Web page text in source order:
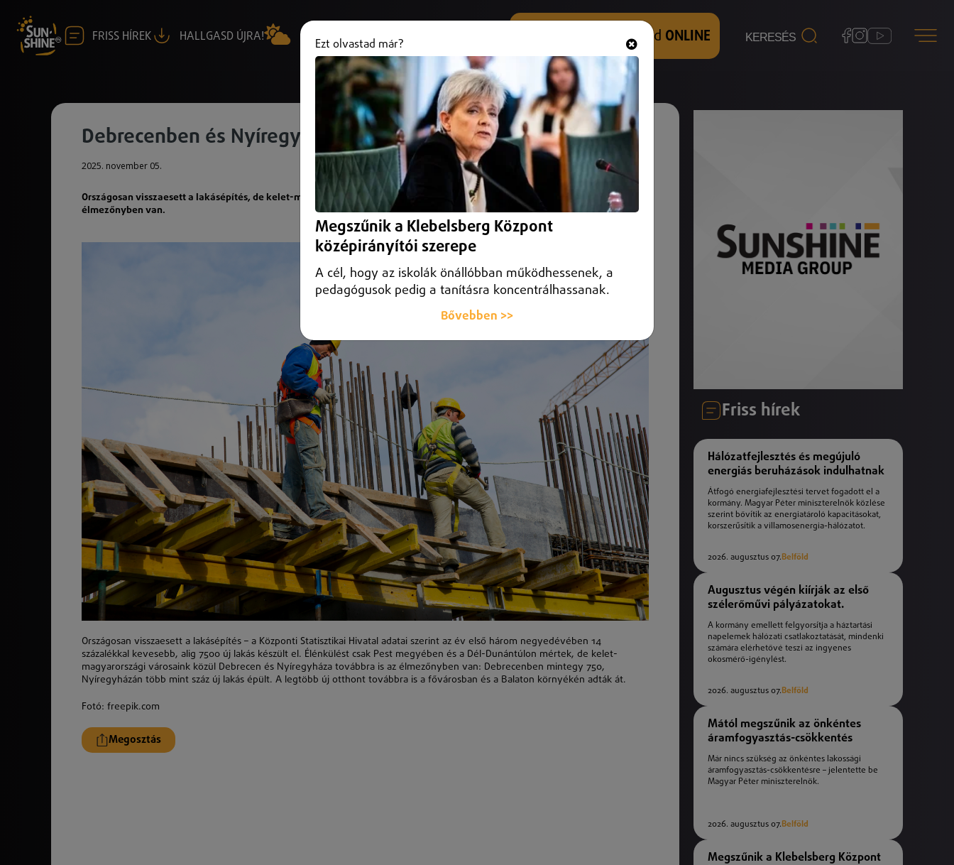
FRISS HÍREK HALLGASD ÚJRA! +36 (20) 316 3000 Hallgasd és nézd ONLINE
Debrecenben és Nyíregyházán is építkeznek
2025. november 05.
Országosan visszaesett a lakásépítés, de kelet-magyarországi városaink közül Debrecen és Nyíregyháza továbbra is az
élmezőnyben van.
Országosan visszaesett a lakásépítés – a Központi Statisztikai Hivatal adatai szerint az év első három negyedévében 14
százalékkal kevesebb, alig 7500 új lakás készült el. Élénkülést csak Pest megyében és a Dél-Dunántúlon mértek, de kelet-
magyarországi városaink közül Debrecen és Nyíregyháza továbbra is az élmezőnyben van: Debrecenben mintegy 750,
Nyíregyházán több mint száz új lakás épült. A legtöbb új otthont továbbra is a fővárosban és a Balaton környékén adták át.
Fotó: freepik.com
Megosztás
Friss hírek
Hálózatfejlesztés és megújuló
energiás beruházások indulhatnak
Átfogó energiafejlesztési tervet fogadott el a
kormány. Magyar Péter miniszterelnök közlése
szerint bővítik az energiatároló kapacitásokat,
korszerűsítik a villamosenergia-hálózatot.
2026. augusztus 07.Belföld
Augusztus végén kiírják az első
szélerőművi pályázatokat.
A kormány emellett felgyorsítja a háztartási
napelemek hálózati csatlakoztatását, mindenki
számára elérhetővé teszi az ingyenes
okosmérő-igénylést.
2026. augusztus 07.Belföld
Mától megszűnik az önkéntes
áramfogyasztás-csökkentés
Már nincs szükség az önkéntes lakossági
áramfogyasztás-csökkentésre – jelentette be
Magyar Péter miniszterelnök.
2026. augusztus 07.Belföld
Megszűnik a Klebelsberg Központ
Ezt olvastad már?
Megszűnik a Klebelsberg Központ
középirányítói szerepe
A cél, hogy az iskolák önállóbban működhessenek, a
pedagógusok pedig a tanításra koncentrálhassanak.
Bővebben >>